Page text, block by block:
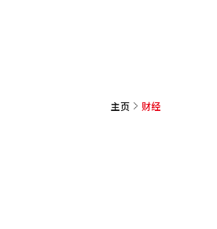
主页 财经